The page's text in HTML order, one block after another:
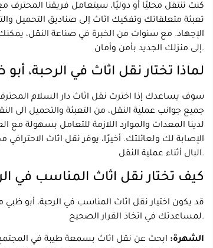
كنت تنتقل محليًا أو دوليًا، سيتعامل فريقنا
تعبئة متعلقاتك وتفكيك اثاث إلى صناديق التحميل
الإجهاد. مع سنوات من الخبرة في صناعة النقل،
إلى منزلك الجديد بأمن وأمان.
لماذا تختار نقل اثاث في الرحبة،
سوف يساعدك إذا اخترت نقل اثاث دار السلام المحترف
جميع جوانب عملية النقل، من التعبئة والتحميل الى
لدينا المعدات والموارد اللازمة للتعامل بسهولة مع
الإصابة لك ولعائلتك. أخيرًا، يوفر نقل اثاث
البال أثناء عملية النقل.
كيف تختار نقل اثاث المناسب في
قد يكون اختيار نقل اثاث المناسب في الرحبة، أبو
لمساعدتك في اتخاذ القرار الصحيح.
الشهرة: ابحث عن نقل اثاث بسمعة طيبة في المجتمع